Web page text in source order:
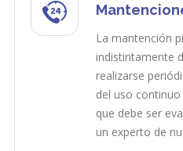
La mantención
indistintamente
realizarse
del uso
que debe ser
un experto de